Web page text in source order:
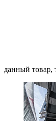
данный товар,